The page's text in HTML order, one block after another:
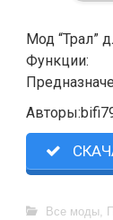
Мод “Трал”
Функции:
Все моды,